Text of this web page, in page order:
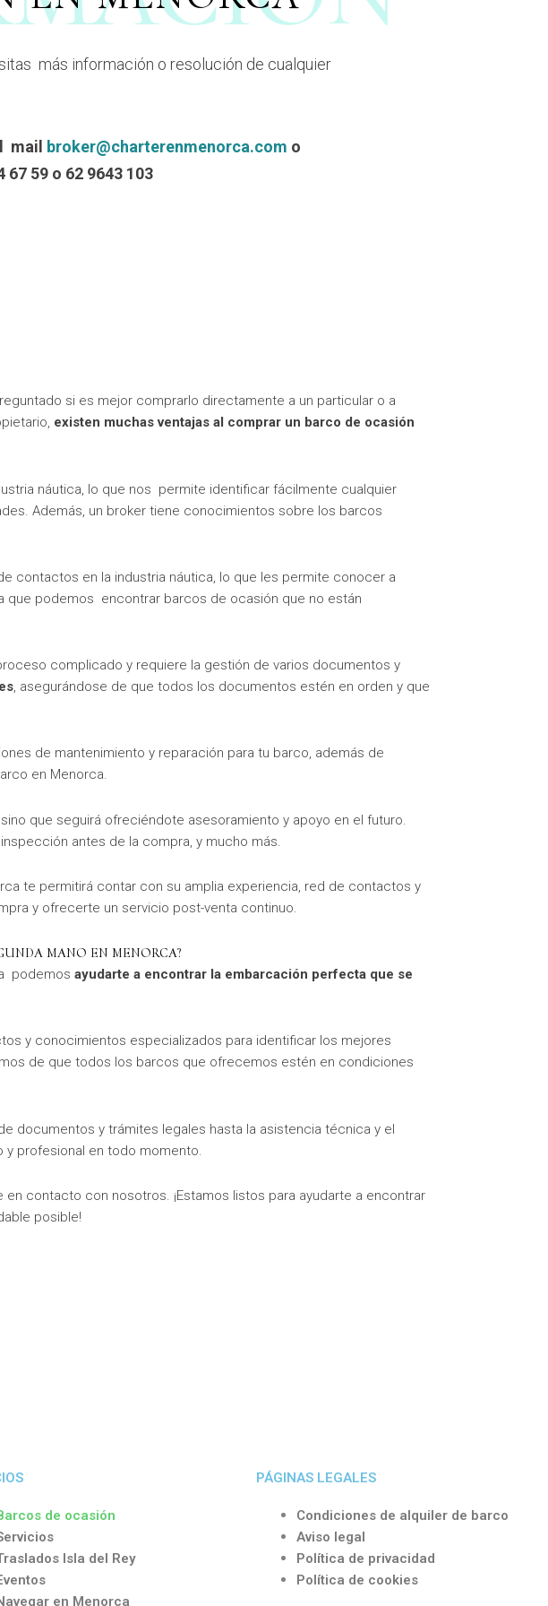
más información o resolución de cualquier
mail broker@charterenmenorca.com o
59 o 62 9643 103
si es mejor comprarlo directamente a un particular o a
existen muchas ventajas al comprar un barco de ocasión
náutica, lo que nos permite identificar fácilmente cualquier
Además, un broker tiene conocimientos sobre los barcos
contactos en la industria náutica, lo que les permite conocer a
podemos encontrar barcos de ocasión que no están
complicado y requiere la gestión de varios documentos y
, asegurándose de que todos los documentos estén en orden y que
de mantenimiento y reparación para tu barco, además de
en Menorca.
que seguirá ofreciéndote asesoramiento y apoyo en el futuro.
antes de la compra, y mucho más.
te permitirá contar con su amplia experiencia, red de contactos y
y ofrecerte un servicio post-venta continuo.
MANO EN MENORCA?
podemos ayudarte a encontrar la embarcación perfecta que se
y conocimientos especializados para identificar los mejores
de que todos los barcos que ofrecemos estén en condiciones
documentos y trámites legales hasta la asistencia técnica y el
profesional en todo momento.
contacto con nosotros. ¡Estamos listos para ayudarte a encontrar
posible!
de ocasión
Isla del Rey
en Menorca
PÁGINAS LEGALES
Condiciones de alquiler de barco
Aviso legal
Política de privacidad
Política de cookies